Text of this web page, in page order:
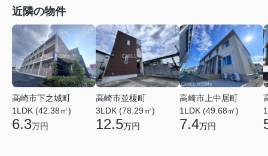
近隣の物件
高崎市下之城町
1LDK (42.38㎡)
6.3万円
高崎市並榎町
3LDK (78.29㎡)
12.5万円
高崎市上中居町
1LDK (49.68㎡)
7.4万円